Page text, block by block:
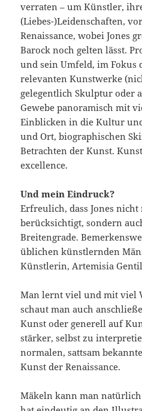
verraten – um Künstler,
(Liebes-)Leidenschaften,
Renaissance, wobei Jones
Barock noch gelten lässt.
und sein Umfeld, im Fokus
relevanten Kunstwerke
gelegentlich Skulptur oder
Gewebe panoramisch mit
Einblicken in die Kultur
und Ort, biographischen
Betrachten der Kunst.
excellence.
Und mein Eindruck?
Erfreulich, dass Jones
berücksichtigt, sondern
Breitengrade.
üblichen künstlernden
Künstlerin, Artemisia
Man lernt viel und mit viel
schaut man auch
Kunst oder generell auf
stärker, selbst zu
normalen, sattsam
Kunst der Renaissance.
Mäkeln kann man